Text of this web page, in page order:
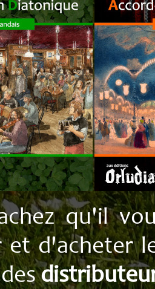
qu'il
et d'acheter